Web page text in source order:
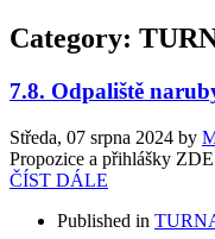
Category:
7.8. Odpaliště
Středa, 07 srpna 2024 by
Propozice a přihlášky ZDE
ČÍST DÁLE
Published in